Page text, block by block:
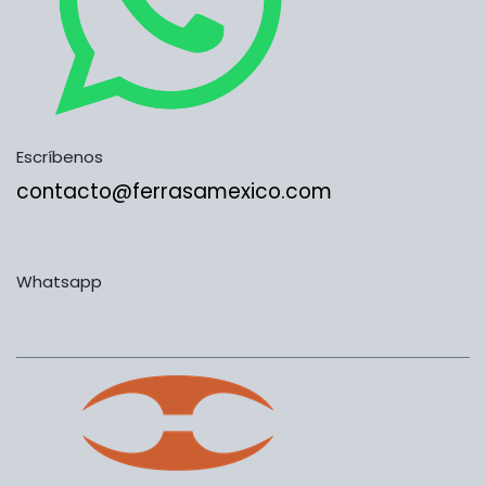
Escríbenos
contacto@ferrasamexico.com
Whatsapp